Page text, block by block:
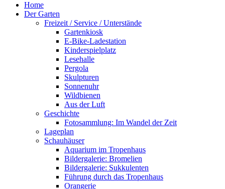
Home
Der Garten
Freizeit / Service / Unterstände
Gartenkiosk
E-Bike-Ladestation
Kinderspielplatz
Lesehalle
Pergola
Skulpturen
Sonnenuhr
Wildbienen
Aus der Luft
Geschichte
Fotosammlung: Im Wandel der Zeit
Lageplan
Schauhäuser
Aquarium im Tropenhaus
Bildergalerie: Bromelien
Bildergalerie: Sukkulenten
Führung durch das Tropenhaus
Orangerie